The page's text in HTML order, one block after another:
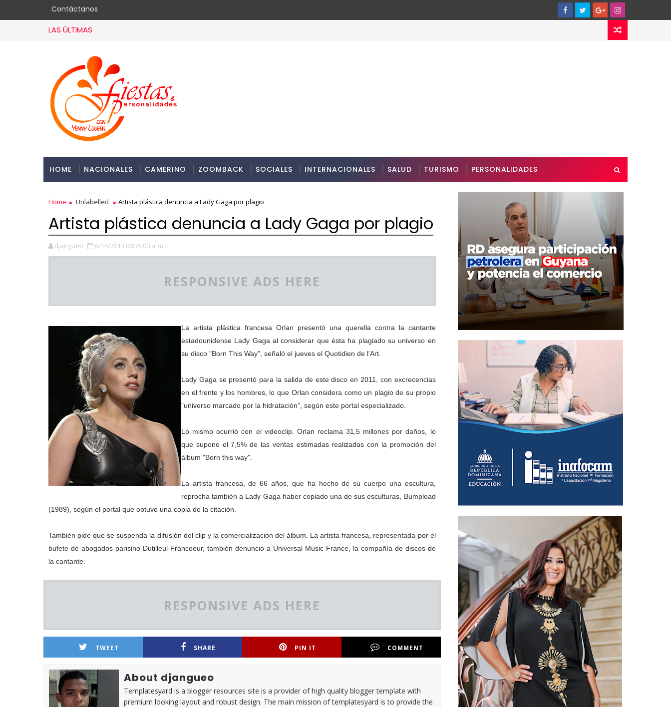
Contáctanos
LAS ÚLTIMAS
HOME NACIONALES CAMERINO ZOOMBACK SOCIALES INTERNACIONALES SALUD TURISMO PERSONALIDADES
Home Unlabelled Artista plástica denuncia a Lady Gaga por plagio
Artista plástica denuncia a Lady Gaga por plagio
djangueo 6/14/2013 08:35:00 a. m.
RESPONSIVE ADS HERE
La artista plástica francesa Orlan presentó una querella contra la cantante
estadounidense Lady Gaga al considerar que ésta ha plagiado su universo en
su disco "Born This Way", señaló el jueves el Quotidien de l'Art.
Lady Gaga se presentó para la salida de este disco en 2011, con excrecencias
en el frente y los hombres, lo que Orlan considera como un plagio de su propio
"universo marcado por la hidratación", según este portal especializado.
Lo mismo ocurrió con el videoclip. Orlan reclama 31,5 millones por daños, lo
que supone el 7,5% de las ventas estimadas realizadas con la promoción del
álbum "Born this way".
La artista francesa, de 66 años, que ha hecho de su cuerpo una escultura,
reprocha también a Lady Gaga haber copiado una de sus esculturas, Bumpload
(1989), según el portal que obtuvo una copia de la citación.
También pide que se suspenda la difusión del clip y la comercialización del álbum. La artista francesa, representada por el
bufete de abogados parisino Dutilleul-Francoeur, también denunció a Universal Music France, la compañía de discos de
la cantante.
RESPONSIVE ADS HERE
TWEET SHARE PIN IT COMMENT
About djangueo
Templatesyard is a blogger resources site is a provider of high quality blogger template with
premium looking layout and robust design. The main mission of templatesyard is to provide the